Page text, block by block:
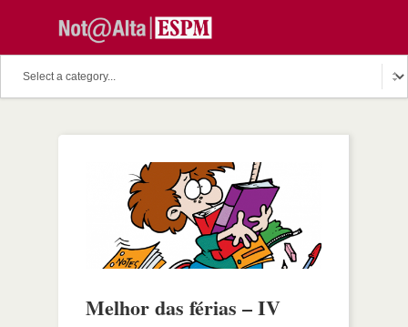
Melhor das férias – IV